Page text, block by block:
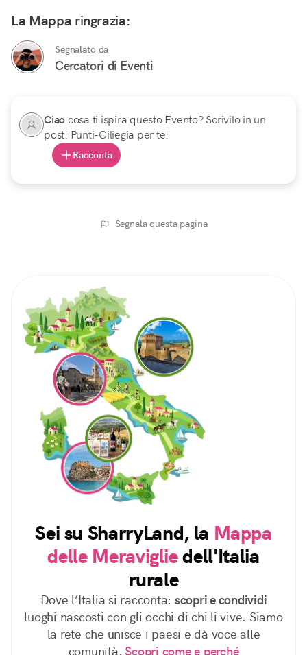
La Mappa ringrazia:
Segnalato da
Cercatori di Eventi
Ciaocosa ti ispira questo Evento? Scrivilo in un
post! Punti-Ciliegia per te!
Racconta
Segnala questa pagina
Sei su SharryLand, la Mappa
delle Meravigliedell'Italia
rurale
Dove l’Italia si racconta: scopri e condividi
luoghi nascosti con gli occhi di chi li vive. Siamo
la rete che unisce i paesi e dà voce alle
comunità. Scopri come e perché